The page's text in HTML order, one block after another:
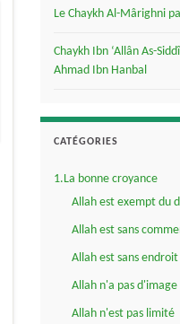
Le Chaykh Al-Mârighni
Chaykh Ibn ‘Allân As-
Ahmad Ibn Hanbal
CATÉGORIES
1.La bonne croyance
Allah est exempt du
Allah est sans
Allah est sans
Allah n'a pas d'image
Allah n'est pas limité